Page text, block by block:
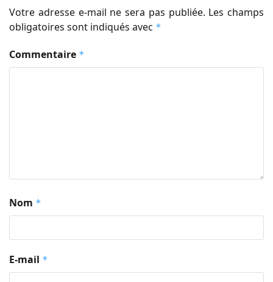
Votre adresse e-mail ne sera pas publiée. Les champs
obligatoires sont indiqués avec *
Commentaire *
Nom *
E-mail *